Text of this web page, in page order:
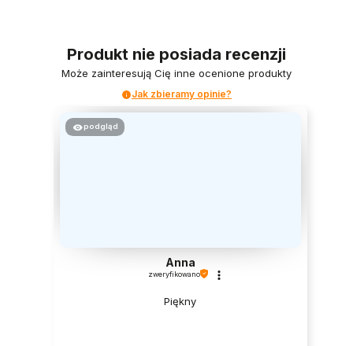
Produkt nie posiada recenzji
Może zainteresują Cię inne ocenione produkty
Jak zbieramy opinie?
podgląd
Anna
zweryfikowano
Piękny